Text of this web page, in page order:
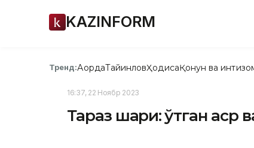
KAZINFORM
Тренд:АқордаТайинловҲодисаҚонун ва
16:37, 22 Ноябр 2023
Тараз шаҳри: ўтган аср